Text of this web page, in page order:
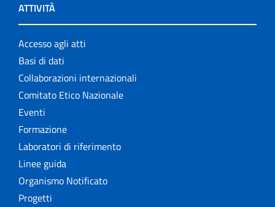
ATTIVITÀ
Accesso agli atti
Basi di dati
Collaborazioni internazionali
Comitato Etico Nazionale
Eventi
Formazione
Laboratori di riferimento
Linee guida
Organismo Notificato
Progetti